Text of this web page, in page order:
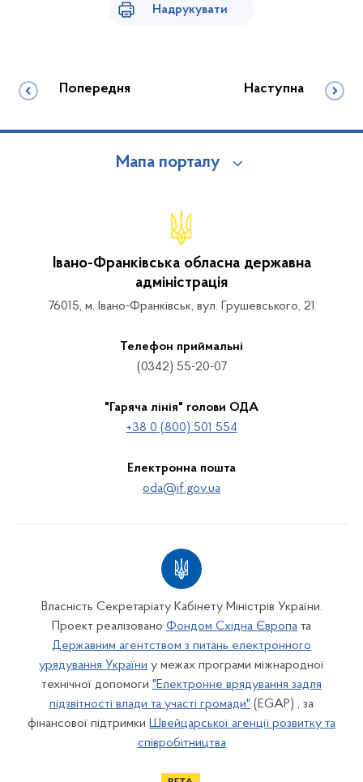
Надрукувати
Попередня Наступна
Мапа порталу
Івано-Франківська обласна державна
адміністрація
76015, м. Івано-Франківськ, вул. Грушевського, 21
Телефон приймальні
(0342) 55-20-07
"Гаряча лінія" голови ОДА
+38 0 (800) 501 554
Електронна пошта
oda@if.gov.ua
Власність Секретаріату Кабінету Міністрів України.
Проект реалізовано Фондом Східна Європа та
Державним агентством з питань електронного
урядування України у межах програми міжнародної
технічної допомоги "Електронне врядування задля
підзвітності влади та участі громади" (EGAP) , за
фінансової підтримки Швейцарської агенції розвитку та
співробітництва